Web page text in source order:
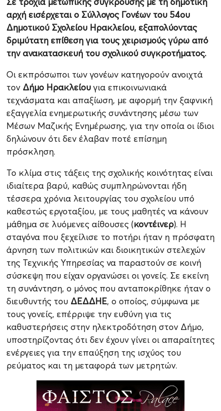
αρχή εισέρχεται ο Σύλλογος Γονέων του 54ου
Δημοτικού Σχολείου Ηρακλείου, εξαπολύοντας
δριμύτατη επίθεση για τους χειρισμούς γύρω από
την ανακατασκευή του σχολικού συγκροτήματος.
Οι εκπρόσωποι των γονέων κατηγορούν ανοιχτά
τον Δήμο Ηρακλείουγια επικοινωνιακά
τεχνάσματα και απαξίωση, με αφορμή την ξαφνική
εξαγγελία ενημερωτικής συνάντησης μέσω των
Μέσων Μαζικής Ενημέρωσης, για την οποία οι ίδιοι
δηλώνουν ότι δεν έλαβαν ποτέ επίσημη
πρόσκληση.
Το κλίμα στις τάξεις της σχολικής κοινότητας είναι
ιδιαίτερα βαρύ, καθώς συμπληρώνονται ήδη
τέσσερα χρόνια λειτουργίας του σχολείου υπό
καθεστώς εργοταξίου, με τους μαθητές να κάνουν
μάθημα σε λυόμενες αίθουσες (κοντέινερ). Η
σταγόνα που ξεχείλισε το ποτήρι ήταν η πρόσφατη
άρνηση των πολιτικών και διοικητικών στελεχών
της Τεχνικής Υπηρεσίας να παραστούν σε κοινή
σύσκεψη που είχαν οργανώσει οι γονείς. Σε εκείνη
τη συνάντηση, ο μόνος που ανταποκρίθηκε ήταν ο
διευθυντής του ΔΕΔΔΗΕ, ο οποίος, σύμφωνα με
τους γονείς, επέρριψε την ευθύνη για τις
καθυστερήσεις στην ηλεκτροδότηση στον Δήμο,
υποστηρίζοντας ότι δεν έχουν γίνει οι απαραίτητες
ενέργειες για την επαύξηση της ισχύος του
ρεύματος και τη μεταφορά των μετρητών.